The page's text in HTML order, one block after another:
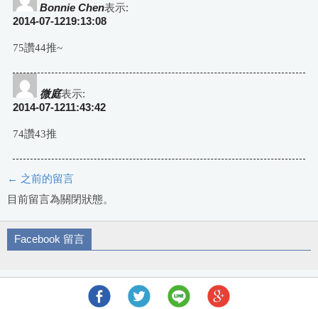
Bonnie Chen表示:
2014-07-1219:13:08
75讚44推~
微庭表示:
2014-07-1211:43:42
74讚43推
評
論
導
← 之前的留言
目前留言為關閉狀態。
Facebook 留言